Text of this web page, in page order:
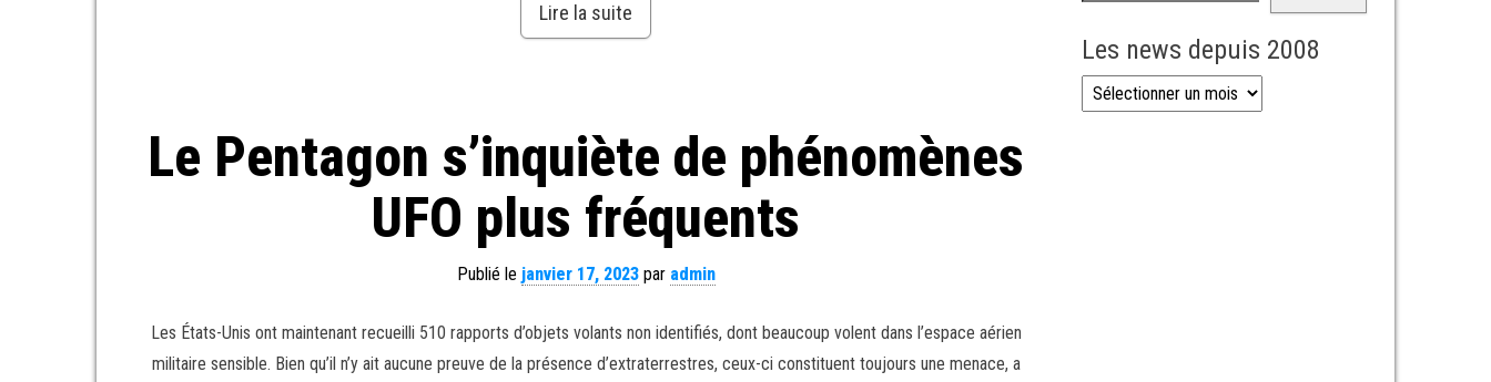
Lire la suite
Le Pentagon s’inquiète de phénomènes
UFO plus fréquents
Publié le janvier 17, 2023par admin
Les États-Unis ont maintenant recueilli 510 rapports d’objets volants non identifiés, dont beaucoup volent dans l’espace aérien
militaire sensible. Bien qu’il n’y ait aucune preuve de la présence d’extraterrestres, ceux-ci constituent toujours une menace, a
Les news depuis 2008
Les news depuis 2008